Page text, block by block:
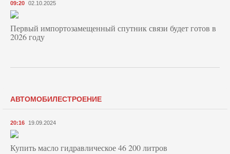
09:20 02.10.2025
Первый импортозамещенный спутник связи будет готов в
2026 году
АВТОМОБИЛЕСТРОЕНИЕ
20:16 19.09.2024
Купить масло гидравлическое 46 200 литров